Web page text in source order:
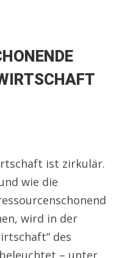
ist zirkulär.
wie die
wird in der
des
– unter